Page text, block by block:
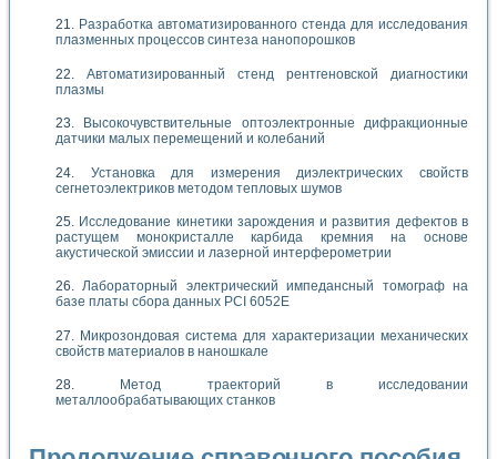
Разработка автоматизированного стенда для исследования
плазменных процессов синтеза нанопорошков
Автоматизированный стенд рентгеновской диагностики
плазмы
Высокочувствительные оптоэлектронные дифракционные
датчики малых перемещений и колебаний
Установка для измерения диэлектрических свойств
сегнетоэлектриков методом тепловых шумов
Исследование кинетики зарождения и развития дефектов в
растущем монокристалле карбида кремния на основе
акустической эмиссии и лазерной интерферометрии
Лабораторный электрический импедансный томограф на
базе платы сбора данных PCI 6052E
Микрозондовая система для характеризации механических
свойств материалов в наношкале
Метод траекторий в исследовании
металлообрабатывающих станков